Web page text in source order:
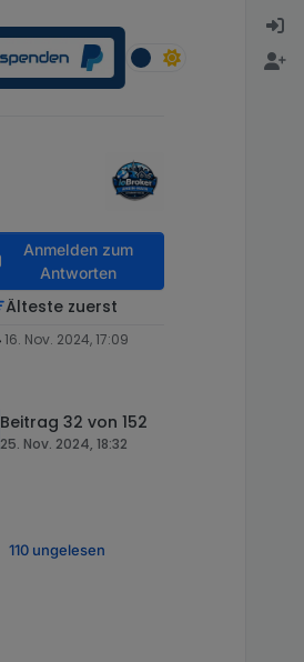
Anmelden zum
Antworten
Älteste zuerst
16. Nov. 2024, 17:09
Beitrag 32 von 152
25. Nov. 2024, 18:32
110 ungelesen